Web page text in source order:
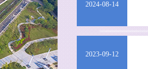
2024-08-14
2023-09-12